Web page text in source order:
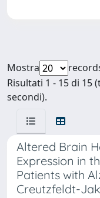
Mostra
Risultati 1 - 15 di 15
secondi).
Altered Brain
Expression in
Patients with
Creutzfeldt-